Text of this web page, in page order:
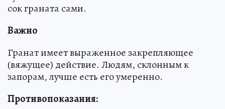
сок граната сами.
Важно
Гранат имеет выраженное закрепляющее
(вяжущее) действие. Людям, склонным к
запорам, лучше есть его умеренно.
Противопоказания: